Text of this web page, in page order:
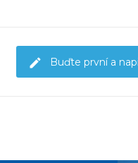
Buďte první a